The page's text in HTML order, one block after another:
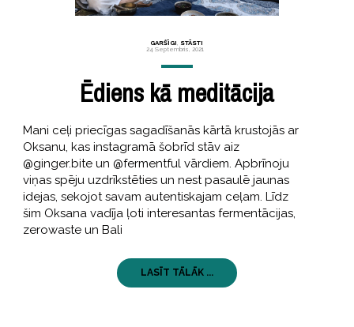
GARŠĪGI, STĀSTI
24 Septembris, 2021
Ēdiens kā meditācija
Mani ceļi priecīgas sagadīšanās kārtā krustojās ar
Oksanu, kas instagramā šobrīd stāv aiz
@ginger.bite un @fermentful vārdiem. Apbrīnoju
viņas spēju uzdrīkstēties un nest pasaulē jaunas
idejas, sekojot savam autentiskajam ceļam. Līdz
šim Oksana vadīja ļoti interesantas fermentācijas,
zerowaste un Bali
LASĪT TĀLĀK ...